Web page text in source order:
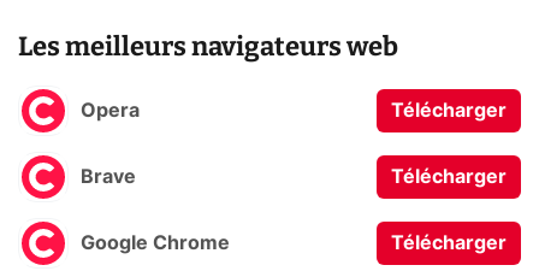
Les meilleurs navigateurs web
Opera Télécharger
Brave Télécharger
Google Chrome Télécharger